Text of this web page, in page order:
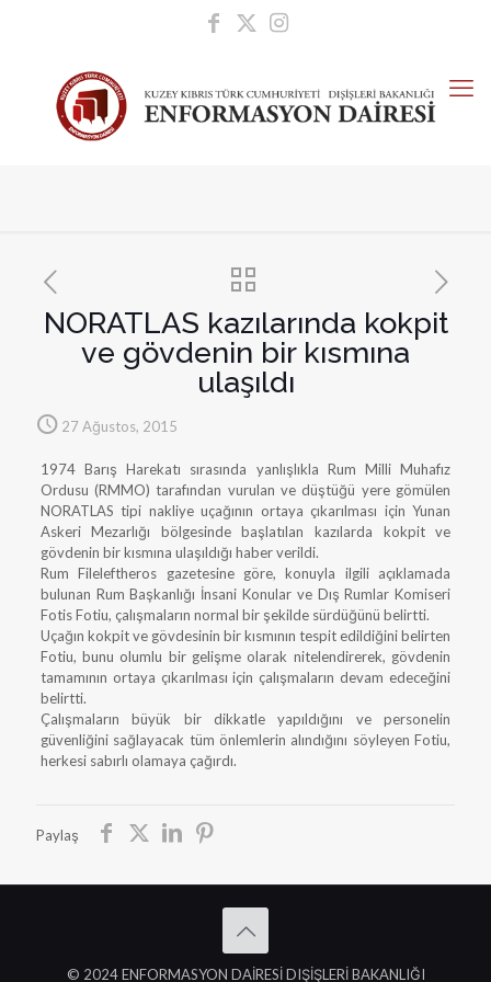
NORATLAS kazılarında kokpit
ve gövdenin bir kısmına
ulaşıldı
27 Ağustos, 2015
1974 Barış Harekatı sırasında yanlışlıkla Rum Milli Muhafız
Ordusu (RMMO) tarafından vurulan ve düştüğü yere gömülen
NORATLAS tipi nakliye uçağının ortaya çıkarılması için Yunan
Askeri Mezarlığı bölgesinde başlatılan kazılarda kokpit ve
gövdenin bir kısmına ulaşıldığı haber verildi.
Rum Fileleftheros gazetesine göre, konuyla ilgili açıklamada
bulunan Rum Başkanlığı İnsani Konular ve Dış Rumlar Komiseri
Fotis Fotiu, çalışmaların normal bir şekilde sürdüğünü belirtti.
Uçağın kokpit ve gövdesinin bir kısmının tespit edildiğini belirten
Fotiu, bunu olumlu bir gelişme olarak nitelendirerek, gövdenin
tamamının ortaya çıkarılması için çalışmaların devam edeceğini
belirtti.
Çalışmaların büyük bir dikkatle yapıldığını ve personelin
güvenliğini sağlayacak tüm önlemlerin alındığını söyleyen Fotiu,
herkesi sabırlı olamaya çağırdı.
Paylaş
© 2024 ENFORMASYON DAİRESİ DIŞİŞLERİ BAKANLIĞI